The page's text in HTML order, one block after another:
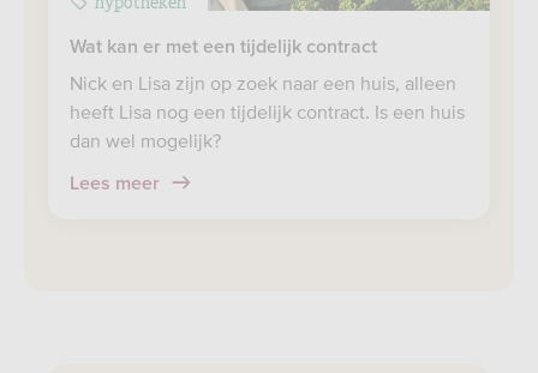
Wat kan er met een tijdelijk contract
Nick en Lisa zijn op zoek naar een huis, alleen
heeft Lisa nog een tijdelijk contract. Is een huis
dan wel mogelijk?
Lees meer